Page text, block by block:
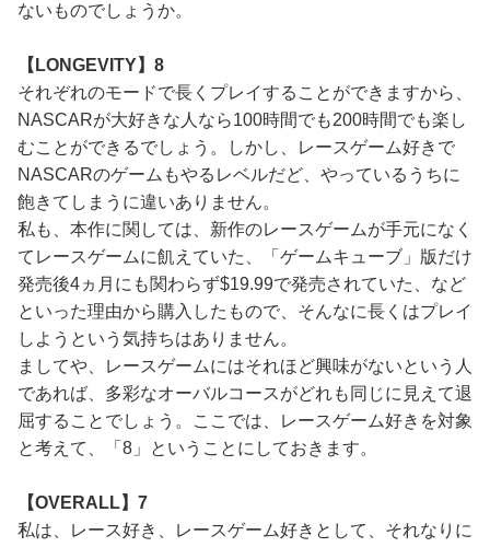
ないものでしょうか。
【LONGEVITY】8
それぞれのモードで長くプレイすることができますから、
NASCARが大好きな人なら100時間でも200時間でも楽し
むことができるでしょう。しかし、レースゲーム好きで
NASCARのゲームもやるレベルだど、やっているうちに
飽きてしまうに違いありません。
私も、本作に関しては、新作のレースゲームが手元になく
てレースゲームに飢えていた、「ゲームキューブ」版だけ
発売後4ヵ月にも関わらず$19.99で発売されていた、など
といった理由から購入したもので、そんなに長くはプレイ
しようという気持ちはありません。
ましてや、レースゲームにはそれほど興味がないという人
であれば、多彩なオーバルコースがどれも同じに見えて退
屈することでしょう。ここでは、レースゲーム好きを対象
と考えて、「8」ということにしておきます。
【OVERALL】7
私は、レース好き、レースゲーム好きとして、それなりに